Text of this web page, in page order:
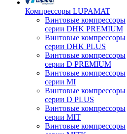
Компрессоры LUPAMAT
Винтовые компрессоры
серии DHK PREMIUM
Винтовые компрессоры
серии DHK PLUS
Винтовые компрессоры
серии D PREMIUM
Винтовые компрессоры
серии MI
Винтовые компрессоры
серии D PLUS
Винтовые компрессоры
серии MIT
Винтовые компрессоры